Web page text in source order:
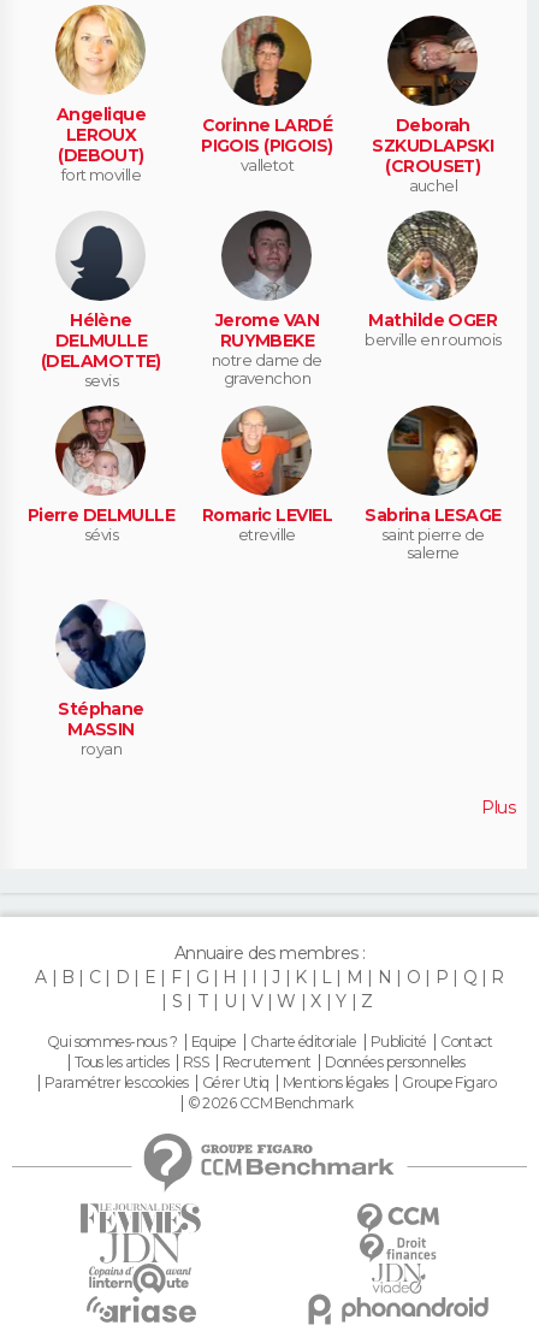
Angelique
LEROUX
(DEBOUT)
fort moville
Corinne LARDÉ
PIGOIS (PIGOIS)
valletot
Deborah
SZKUDLAPSKI
(CROUSET)
auchel
Hélène
DELMULLE
(DELAMOTTE)
sevis
Jerome VAN
RUYMBEKE
notre dame de
gravenchon
Mathilde OGER
berville en roumois
Pierre DELMULLE
sévis
Romaric LEVIEL
etreville
Sabrina LESAGE
saint pierre de
salerne
Stéphane
MASSIN
royan
Plus
Annuaire des membres :
A
B C D E F G H I J K L M N O P Q
R
S
T U V W X Y Z
Qui sommes-nous ? Equipe Charte éditoriale Publicité
Contact
Tous les articles
RSS Recrutement
Données personnelles
Paramétrer les cookies
Gérer Utiq Mentions légales
Groupe Figaro
© 2026 CCM Benchmark